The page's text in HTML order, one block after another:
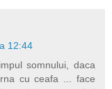
12:44
somnului, daca
cu ceafa ... face